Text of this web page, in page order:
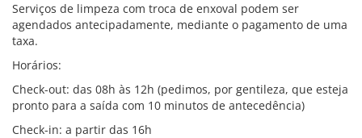
Serviços de limpeza com troca de enxoval podem ser
agendados antecipadamente, mediante o pagamento de uma
taxa.
Horários:
Check-out: das 08h às 12h (pedimos, por gentileza, que esteja
pronto para a saída com 10 minutos de antecedência)
Check-in: a partir das 16h